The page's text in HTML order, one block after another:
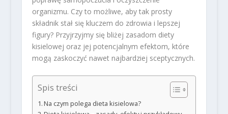
organizmu. Czy to możliwe, aby tak prosty
składnik stał się kluczem do zdrowia i lepszej
figury? Przyjrzyjmy się bliżej zasadom diety
kisielowej oraz jej potencjalnym efektom, które
mogą zaskoczyć nawet najbardziej sceptycznych.
Spis treści
Na czym polega dieta kisielowa?